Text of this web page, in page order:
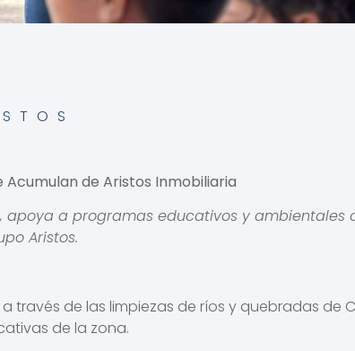
de Aristos Inmobiliaria
a programas educativos y ambientales
Aristos.
través de las limpiezas de ríos y quebradas de
de la zona.